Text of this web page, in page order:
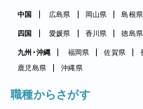
中国 広島県 岡山県 島根県
四国 愛媛県 香川県 徳島県
九州・沖縄 福岡県 佐賀県
鹿児島県
沖縄県
職種からさがす